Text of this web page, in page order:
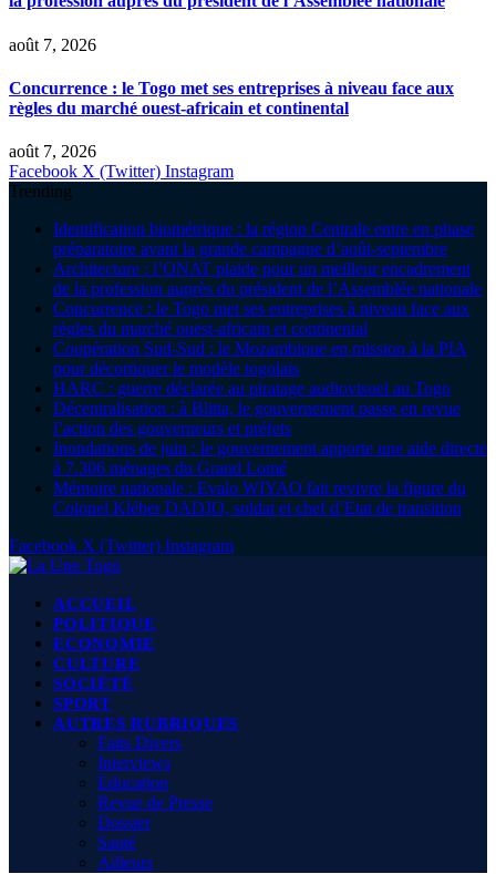
août 7, 2026
Concurrence : le Togo met ses entreprises à niveau face aux
règles du marché ouest-africain et continental
août 7, 2026
Facebook X (Twitter) Instagram
Trending
Identification biométrique : la région Centrale entre en phase
préparatoire avant la grande campagne d’août-septembre
Architecture : l’ONAT plaide pour un meilleur encadrement
de la profession auprès du président de l’Assemblée nationale
Concurrence : le Togo met ses entreprises à niveau face aux
règles du marché ouest-africain et continental
Coopération Sud-Sud : le Mozambique en mission à la PIA
pour décortiquer le modèle togolais
HARC : guerre déclarée au piratage audiovisuel au Togo
Décentralisation : à Blitta, le gouvernement passe en revue
l’action des gouverneurs et préfets
Inondations de juin : le gouvernement apporte une aide directe
à 7.306 ménages du Grand Lomé
Mémoire nationale : Evalo WIYAO fait revivre la figure du
Colonel Kléber DADJO, soldat et chef d’Etat de transition
Facebook X (Twitter) Instagram
ACCUEIL
POLITIQUE
ECONOMIE
CULTURE
SOCIÉTÉ
SPORT
AUTRES RUBRIQUES
Faits Divers
Interviews
Education
Revue de Presse
Dossier
Santé
Ailleurs